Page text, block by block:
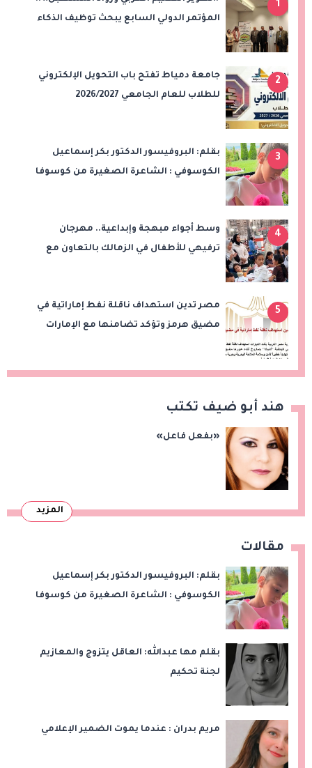
1
المؤتمر الدولي السابع يبحث توظيف الذكاء
2
جامعة دمياط تفتح باب التحويل الإلكتروني
للطلاب للعام الجامعي 2026/2027
3
بقلم: البروفيسور الدكتور بكر إسماعيل
الكوسوفي : الشاعرة الصغيرة من كوسوفا
4
وسط أجواء مبهجة وإبداعية.. مهرجان
ترفيهي للأطفال في الزمالك بالتعاون مع
5
مصر تدين استهداف ناقلة نفط إماراتية في
مضيق هرمز وتؤكد تضامنها مع الإمارات
هند أبو ضيف تكتب
«بفعل فاعل»
المزيد
مقالات
بقلم: البروفيسور الدكتور بكر إسماعيل
الكوسوفي : الشاعرة الصغيرة من كوسوفا
بقلم مها عبدالله: العاقل يتزوج والمعازيم
لجنة تحكيم
مريم بدران : عندما يموت الضمير الإعلامي